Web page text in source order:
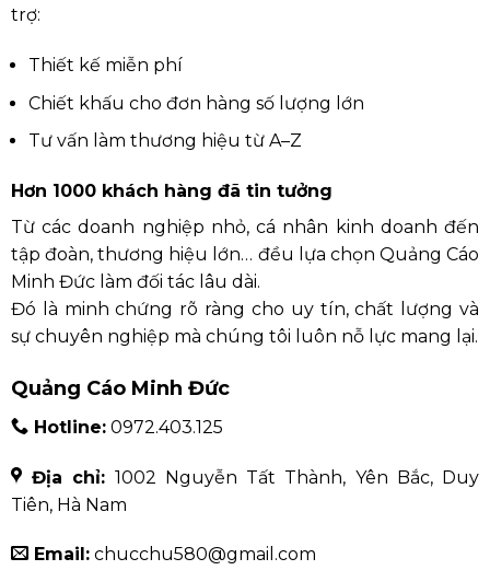
trợ:
Thiết kế miễn phí
Chiết khấu cho đơn hàng số lượng lớn
Tư vấn làm thương hiệu từ A–Z
Hơn 1000 khách hàng đã tin tưởng
Từ các doanh nghiệp nhỏ, cá nhân kinh doanh đến
tập đoàn, thương hiệu lớn… đều lựa chọn Quảng Cáo
Minh Đức làm đối tác lâu dài.
Đó là minh chứng rõ ràng cho uy tín, chất lượng và
sự chuyên nghiệp mà chúng tôi luôn nỗ lực mang lại.
Quảng Cáo Minh Đức
Hotline: 0972.403.125
Địa chỉ: 1002 Nguyễn Tất Thành, Yên Bắc, Duy
Tiên, Hà Nam
Email:chucchu580@gmail.com